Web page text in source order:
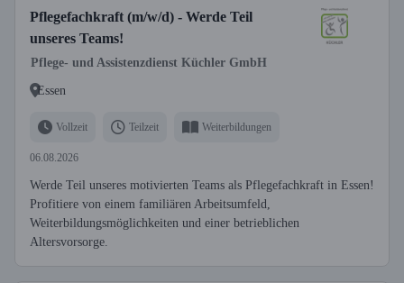
Pflegefachkraft (m/w/d) - Werde Teil
unseres Teams!
Pflege- und Assistenzdienst Küchler GmbH
Essen
Vollzeit Teilzeit Weiterbildungen
06.08.2026
Werde Teil unseres motivierten Teams als Pflegefachkraft in Essen!
Profitiere von einem familiären Arbeitsumfeld,
Weiterbildungsmöglichkeiten und einer betrieblichen
Altersvorsorge.